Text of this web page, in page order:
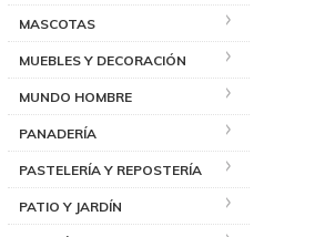
MASCOTAS
MUEBLES Y DECORACIÓN
MUNDO HOMBRE
PANADERÍA
PASTELERÍA Y REPOSTERÍA
PATIO Y JARDÍN